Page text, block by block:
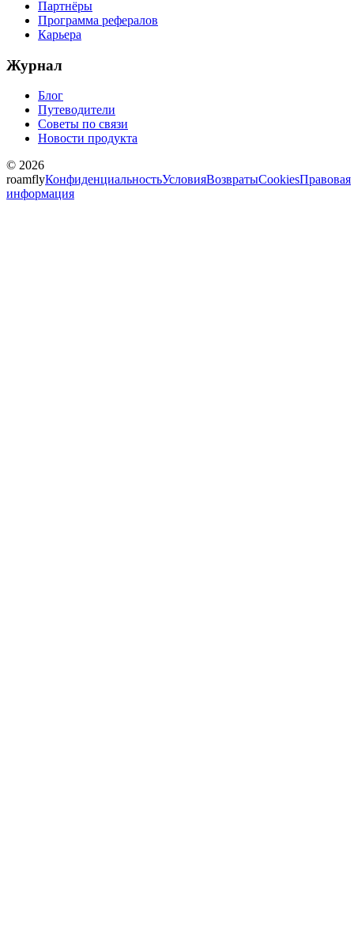
Партнёры
Программа рефералов
Карьера
Журнал
Блог
Путеводители
Советы по связи
Новости продукта
© 2026
roamflyКонфиденциальностьУсловияВозвратыCookiesПравовая
информация